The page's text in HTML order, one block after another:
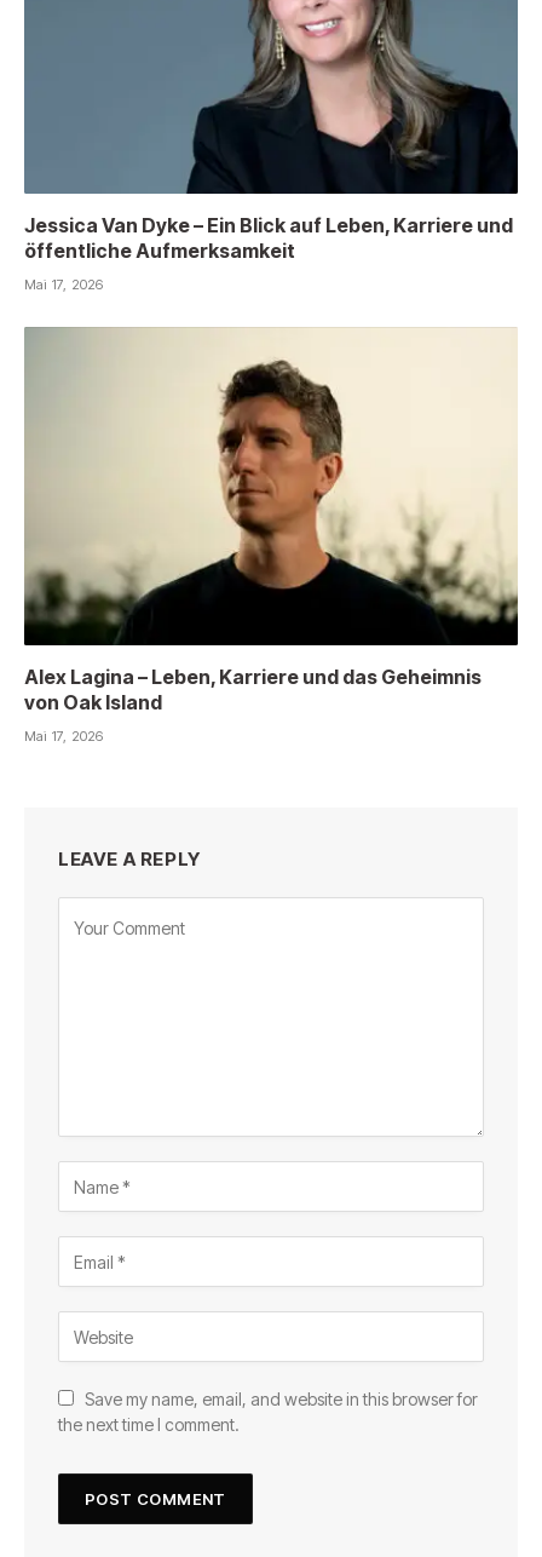
Jessica Van Dyke – Ein Blick auf Leben, Karriere und
öffentliche Aufmerksamkeit
Mai 17, 2026
Alex Lagina – Leben, Karriere und das Geheimnis
von Oak Island
Mai 17, 2026
LEAVE A REPLY
Save my name, email, and website in this browser for
the next time I comment.